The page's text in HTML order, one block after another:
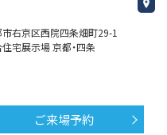
右京区西院四条畑町29-1
宅展示場 京都・四条
ご来場予約